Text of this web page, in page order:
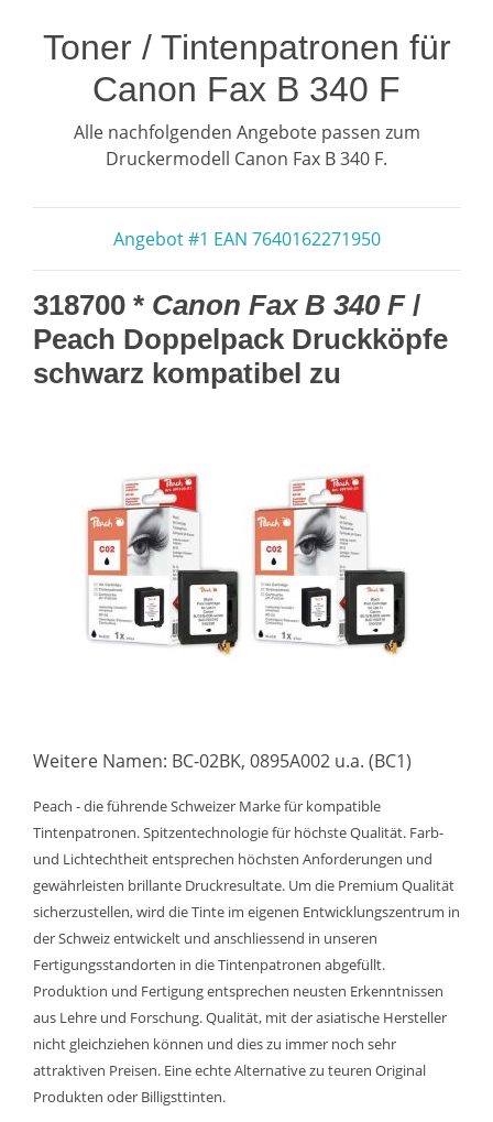
Toner / Tintenpatronen für
Canon Fax B 340 F
Alle nachfolgenden Angebote passen zum
Druckermodell Canon Fax B 340 F.
Angebot #1 EAN 7640162271950
318700 * Canon Fax B 340 F/
Peach Doppelpack Druckköpfe
schwarz kompatibel zu
Weitere Namen: BC-02BK, 0895A002 u.a. (BC1)
Peach - die führende Schweizer Marke für kompatible
Tintenpatronen. Spitzentechnologie für höchste Qualität. Farb-
und Lichtechtheit entsprechen höchsten Anforderungen und
gewährleisten brillante Druckresultate. Um die Premium Qualität
sicherzustellen, wird die Tinte im eigenen Entwicklungszentrum in
der Schweiz entwickelt und anschliessend in unseren
Fertigungsstandorten in die Tintenpatronen abgefüllt.
Produktion und Fertigung entsprechen neusten Erkenntnissen
aus Lehre und Forschung. Qualität, mit der asiatische Hersteller
nicht gleichziehen können und dies zu immer noch sehr
attraktiven Preisen. Eine echte Alternative zu teuren Original
Produkten oder Billigsttinten.